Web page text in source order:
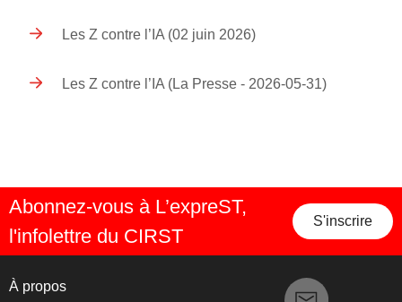
Les Z contre l’IA (02 juin 2026)
Les Z contre l’IA (La Presse - 2026-05-31)
Abonnez-vous à L’expreST,
l'infolettre du CIRST
S'inscrire
À propos